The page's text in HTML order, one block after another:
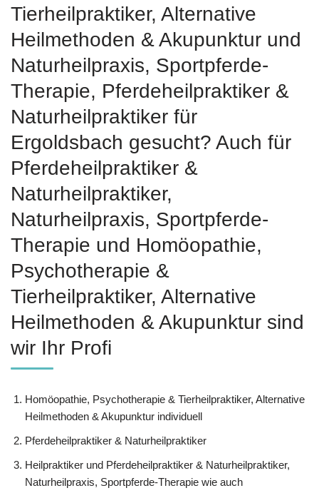
‎Tierheilpraktiker, Alternative
Heilmethoden & Akupunktur und
Naturheilpraxis, Sportpferde-
Therapie, Pferdeheilpraktiker &
Naturheilpraktiker für
Ergoldsbach gesucht? Auch für
Pferdeheilpraktiker &
Naturheilpraktiker,
Naturheilpraxis, Sportpferde-
Therapie und ‎Homöopathie,
‎Psychotherapie &
‎Tierheilpraktiker, Alternative
Heilmethoden & Akupunktur sind
wir Ihr Profi
‎Homöopathie, ‎Psychotherapie & ‎Tierheilpraktiker, Alternative
Heilmethoden & Akupunktur individuell
Pferdeheilpraktiker & Naturheilpraktiker
Heilpraktiker und Pferdeheilpraktiker & Naturheilpraktiker,
Naturheilpraxis, Sportpferde-Therapie wie auch